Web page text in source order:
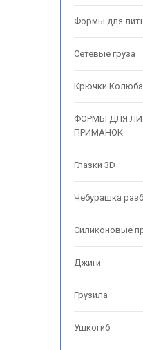
Формы для
Сетевые груза
Крючки
ФОРМЫ ДЛЯ
ПРИМАНОК
Глазки 3D
Чебурашка
Силиконовые
Джиги
Грузила
Ушкогиб